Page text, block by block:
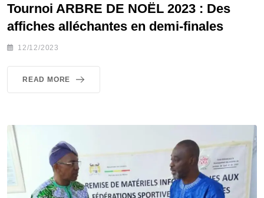
Tournoi ARBRE DE NOËL 2023 : Des
affiches alléchantes en demi-finales
12/12/2023
READ MORE